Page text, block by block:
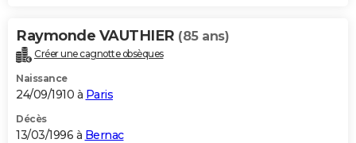
Raymonde VAUTHIER (85 ans)
Créer une cagnotte obsèques
Naissance
24/09/1910 à Paris
Décès
13/03/1996 à Bernac